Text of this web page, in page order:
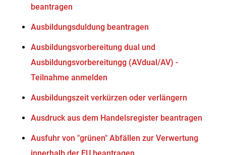
beantragen
Ausbildungsduldung beantragen
Ausbildungsvorbereitung dual und
Ausbildungsvorbereitungg (AVdual/AV) -
Teilnahme anmelden
Ausbildungszeit verkürzen oder verlängern
Ausdruck aus dem Handelsregister beantragen
Ausfuhr von "grünen" Abfällen zur Verwertung